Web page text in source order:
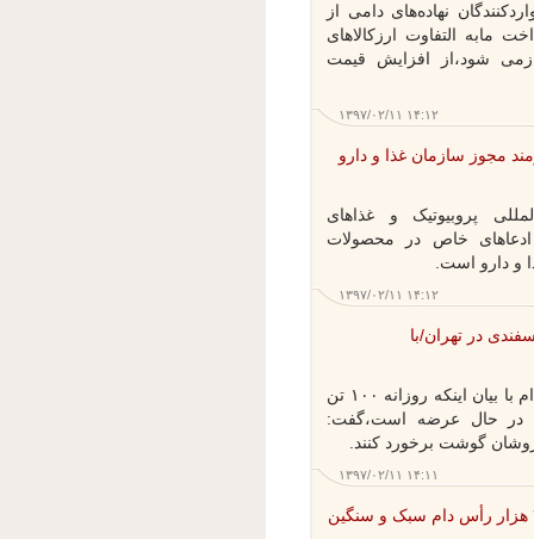
نهاده‌های دامی از
مابه التفاوت ارزکالاهای
شود،از افزایش قیمت
۱۳۹۷/۰۲/۱۱ ۱۴:۱۲
مجوز سازمان غذا و دارو
پروبیوتیک و غذاهای
خاص در محصولات
و دارو است.
۱۳۹۷/۰۲/۱۱ ۱۴:۱۲
گوسفندی در تهران/با
مدیرعامل شرکت پشتیبانی امور دام با بیان اینکه روزانه ۱۰۰ تن
حال عرضه است،گفت:
گوشت برخورد کنند.
۱۳۹۷/۰۲/۱۱ ۱۴:۱۱
کرمانشاه ۳ میلیون و ۳۵۰ هزار رأس دام سبک و سنگین